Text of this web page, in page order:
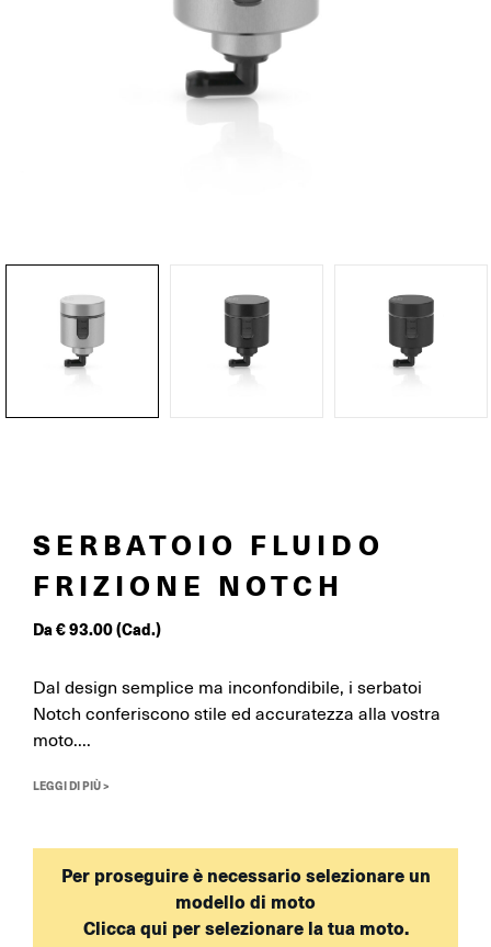
SERBATOIO FLUIDO
FRIZIONE NOTCH
Da€93.00(Cad.)
Dal design semplice ma inconfondibile, i serbatoi
Notch conferiscono stile ed accuratezza alla vostra
moto....
LEGGI DI PIÙ >
Per proseguire è necessario selezionare un
modello di moto
Clicca qui per selezionare la tua moto.